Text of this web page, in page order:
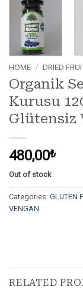
HOME / DRIED
Organik
Kurusu
Glütensiz
480,00₺
Out of stock
Categories: GLUTEN
VENGAN
RELATED